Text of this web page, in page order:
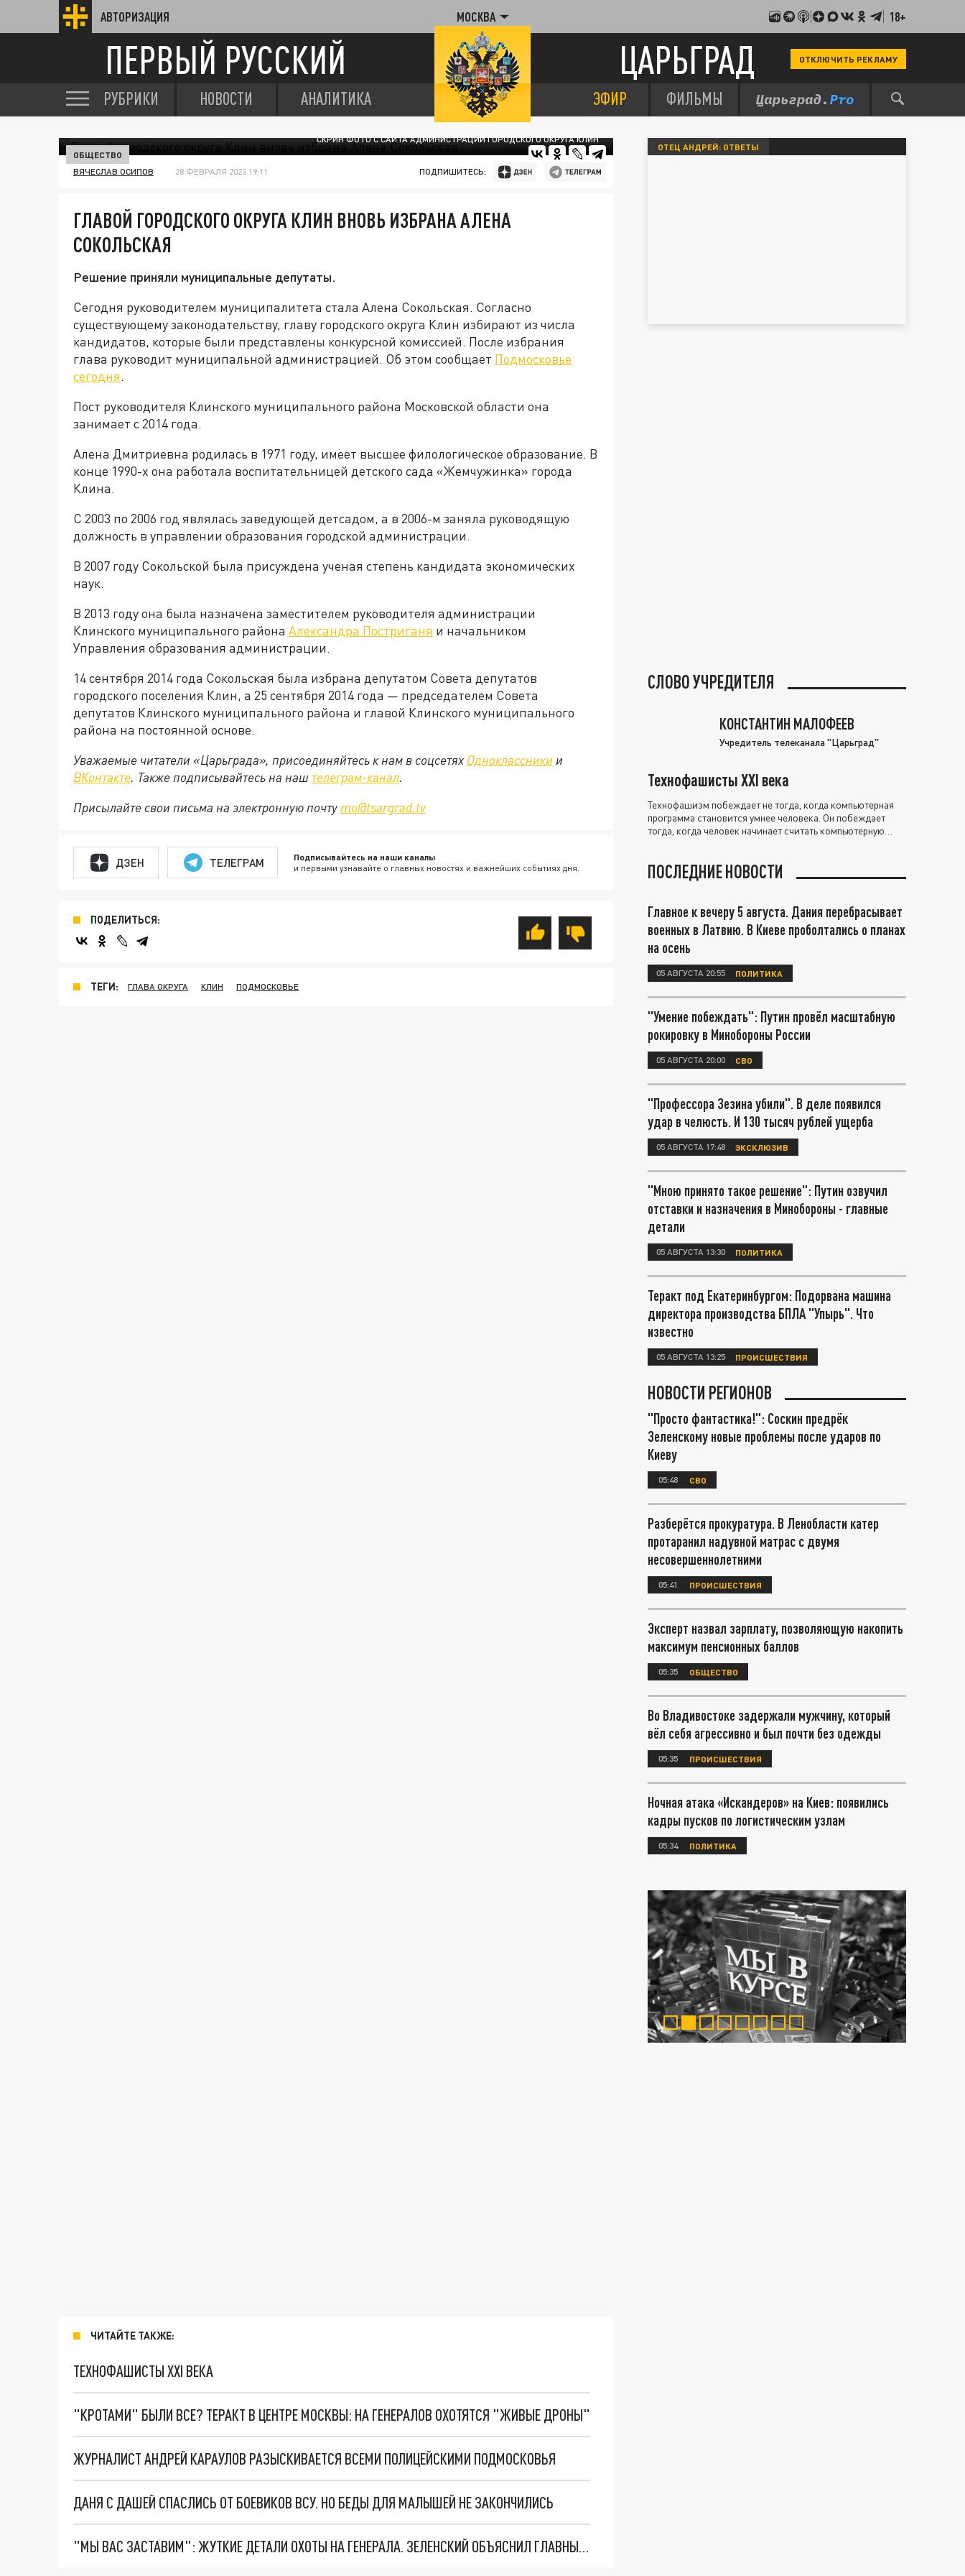
АВТОРИЗАЦИЯ МОСКВА 18+
ПЕРВЫЙ РУССКИЙ ЦАРЬГРАД ОТКЛЮЧИТЬ РЕКЛАМУ
РУБРИКИ НОВОСТИ АНАЛИТИКА ЭФИР ФИЛЬМЫ
СКРИН ФОТО С САЙТА АДМИНИСТРАЦИИ ГОРОДСКОГО ОКРУГА КЛИН
ОБЩЕСТВО
ВЯЧЕСЛАВ ОСИПОВ 28 ФЕВРАЛЯ 2023 19:11 ПОДПИШИТЕСЬ:
ГЛАВОЙ ГОРОДСКОГО ОКРУГА КЛИН ВНОВЬ ИЗБРАНА АЛЕНА
СОКОЛЬСКАЯ
Решение приняли муниципальные депутаты.
Сегодня руководителем муниципалитета стала Алена Сокольская. Согласно
существующему законодательству, главу городского округа Клин избирают из числа
кандидатов, которые были представлены конкурсной комиссией. После избрания
глава руководит муниципальной администрацией. Об этом сообщает Подмосковье
сегодня.
Пост руководителя Клинского муниципального района Московской области она
занимает с 2014 года.
Алена Дмитриевна родилась в 1971 году, имеет высшее филологическое образование. В
конце 1990-х она работала воспитательницей детского сада «Жемчужинка» города
Клина.
С 2003 по 2006 год являлась заведующей детсадом, а в 2006-м заняла руководящую
должность в управлении образования городской администрации.
В 2007 году Сокольской была присуждена ученая степень кандидата экономических
наук.
В 2013 году она была назначена заместителем руководителя администрации
Клинского муниципального района Александра Постриганя и начальником
Управления образования администрации.
14 сентября 2014 года Сокольская была избрана депутатом Совета депутатов
городского поселения Клин, а 25 сентября 2014 года — председателем Совета
депутатов Клинского муниципального района и главой Клинского муниципального
района на постоянной основе.
Уважаемые читатели «Царьграда», присоединяйтесь к нам в соцсетях Одноклассники и
ВКонтакте. Также подписывайтесь на наш телеграм-канал.
Присылайте свои письма на электронную почту mo@tsargrad.tv
ДЗЕН ТЕЛЕГРАМ Подписывайтесь на наши каналы
и первыми узнавайте о главных новостях и важнейших событиях дня.
ПОДЕЛИТЬСЯ:
ТЕГИ: ГЛАВА ОКРУГА КЛИН ПОДМОСКОВЬЕ
ЧИТАЙТЕ ТАКЖЕ:
ТЕХНОФАШИСТЫ XXI ВЕКА
"КРОТАМИ" БЫЛИ ВСЕ? ТЕРАКТ В ЦЕНТРЕ МОСКВЫ: НА ГЕНЕРАЛОВ ОХОТЯТСЯ "ЖИВЫЕ ДРОНЫ"
ЖУРНАЛИСТ АНДРЕЙ КАРАУЛОВ РАЗЫСКИВАЕТСЯ ВСЕМИ ПОЛИЦЕЙСКИМИ ПОДМОСКОВЬЯ
ДАНЯ С ДАШЕЙ СПАСЛИСЬ ОТ БОЕВИКОВ ВСУ. НО БЕДЫ ДЛЯ МАЛЫШЕЙ НЕ ЗАКОНЧИЛИСЬ
"МЫ ВАС ЗАСТАВИМ": ЖУТКИЕ ДЕТАЛИ ОХОТЫ НА ГЕНЕРАЛА. ЗЕЛЕНСКИЙ ОБЪЯСНИЛ ГЛАВНЫЙ СМЫСЛ ТЕРАКТА В ЦЕНТРЕ МОСКВЫ
ОТЕЦ АНДРЕЙ: ОТВЕТЫ
СЛОВО УЧРЕДИТЕЛЯ
КОНСТАНТИН МАЛОФЕЕВ
Учредитель телеканала "Царьград"
Технофашисты XXI века
Технофашизм побеждает не тогда, когда компьютерная
программа становится умнее человека. Он побеждает
тогда, когда человек начинает считать компьютерную
ПОСЛЕДНИЕ НОВОСТИ
Главное к вечеру 5 августа. Дания перебрасывает
военных в Латвию. В Киеве проболтались о планах
на осень
05 АВГУСТА 20:55 ПОЛИТИКА
"Умение побеждать": Путин провёл масштабную
рокировку в Минобороны России
05 АВГУСТА 20:00 СВО
"Профессора Зезина убили". В деле появился
удар в челюсть. И 130 тысяч рублей ущерба
05 АВГУСТА 17:48 ЭКСКЛЮЗИВ
"Мною принято такое решение": Путин озвучил
отставки и назначения в Минобороны - главные
детали
05 АВГУСТА 13:30 ПОЛИТИКА
Теракт под Екатеринбургом: Подорвана машина
директора производства БПЛА "Упырь". Что
известно
05 АВГУСТА 13:25 ПРОИСШЕСТВИЯ
НОВОСТИ РЕГИОНОВ
"Просто фантастика!": Соскин предрёк
Зеленскому новые проблемы после ударов по
Киеву
05:48 СВО
Разберётся прокуратура. В Ленобласти катер
протаранил надувной матрас с двумя
несовершеннолетними
05:41 ПРОИСШЕСТВИЯ
Эксперт назвал зарплату, позволяющую накопить
максимум пенсионных баллов
05:35 ОБЩЕСТВО
Во Владивостоке задержали мужчину, который
вёл себя агрессивно и был почти без одежды
05:35 ПРОИСШЕСТВИЯ
Ночная атака «Искандеров» на Киев: появились
кадры пусков по логистическим узлам
05:34 ПОЛИТИКА